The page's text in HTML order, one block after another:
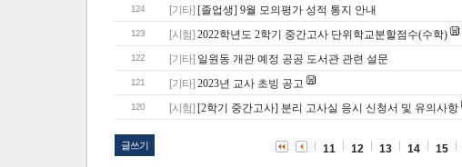
124 [기타] [졸업생] 9월 모의평가 성적 통지 안내
123 [시험] 2022학년도 2학기 중간고사 단위학교분할점수(수학)
122 [기타] 일원동 개관 예정 공공 도서관 관련 설문
121 [기타] 2023년 교사 초빙 공고
120 [시험] [2학기 중간고사] 분리 고사실 응시 신청서 및 유의사항
글쓰기 11 12 13 14 15